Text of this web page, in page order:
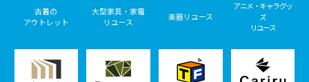
古着の
アウトレット
大型家具・家電
リユース
楽器リユース
アニメ・キャラグッ
ズ
リユース